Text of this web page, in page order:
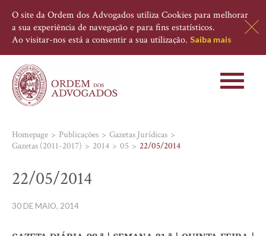
O site da Ordem dos Advogados utiliza Cookies para melhorar
a sua experiência de navegação e para fins estatísticos.
Ao visitar-nos está a consentir a sua utilização. Saiba mais
Toggle
Homepage Publicações
Gazetas Jurídicas
Gazetas (2011-2017)
2014 05 22/05/2014
22/05/2014
30 DE MAIO, 2014